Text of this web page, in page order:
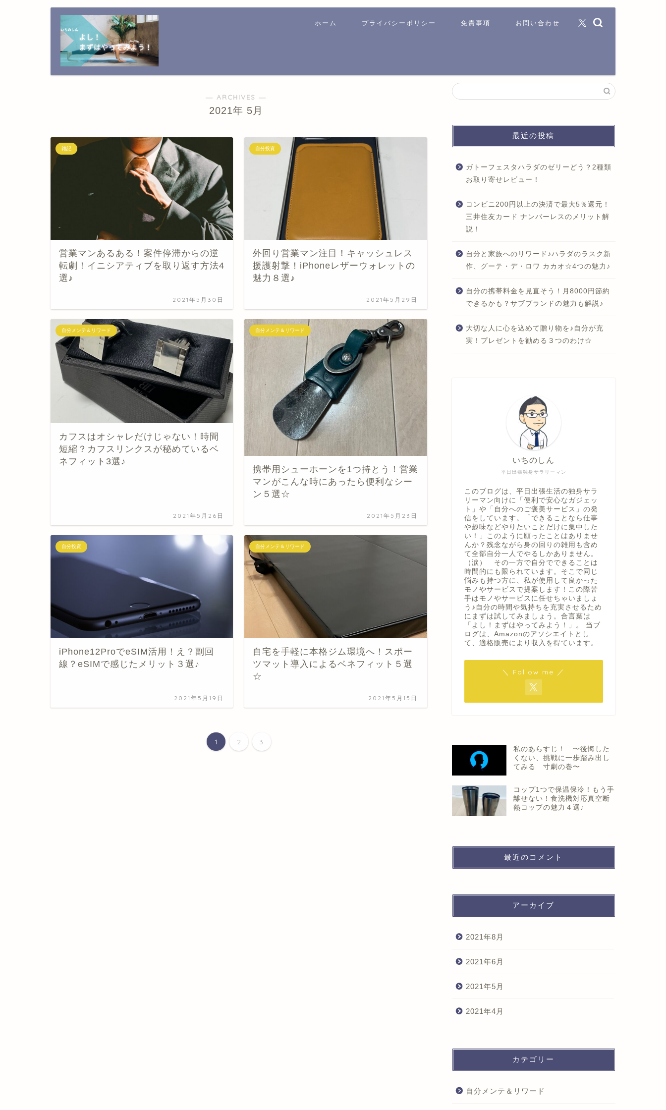
ホーム プライバシーポリシー 免責事項 お問い合わせ
― ARCHIVES ―
2021年 5月
雑記
営業マンあるある！案件停滞からの逆
転劇！イニシアティブを取り返す方法4
選♪
2021年5月30日
自分投資
外回り営業マン注目！キャッシュレス
援護射撃！iPhoneレザーウォレットの
魅力８選♪
2021年5月29日
自分メンテ＆リワード
カフスはオシャレだけじゃない！時間
短縮？カフスリンクスが秘めているベ
ネフィット3選♪
2021年5月26日
自分メンテ＆リワード
携帯用シューホーンを1つ持とう！営業
マンがこんな時にあったら便利なシー
ン５選☆
2021年5月23日
自分投資
iPhone12ProでeSIM活用！え？副回
線？eSIMで感じたメリット３選♪
2021年5月19日
自分メンテ＆リワード
自宅を手軽に本格ジム環境へ！スポー
ツマット導入によるベネフィット５選
☆
2021年5月15日
1 2 3
最近の投稿
ガトーフェスタハラダのゼリーどう？2種類
お取り寄せレビュー！
コンビニ200円以上の決済で最大5％還元！
三井住友カード ナンバーレスのメリット解
説！
自分と家族へのリワード♪ハラダのラスク新
作、グーテ・デ・ロワ カカオ☆4つの魅力♪
自分の携帯料金を見直そう！月8000円節約
できるかも？サブブランドの魅力も解説♪
大切な人に心を込めて贈り物を♪自分が充
実！プレゼントを勧める３つのわけ☆
平日出張独身サラリーマン
いちのしん
このブログは、平日出張生活の独身サラ
リーマン向けに「便利で安心なガジェッ
ト」や「自分へのご褒美サービス」の発
信をしています。「できることなら仕事
や趣味などやりたいことだけに集中した
い！」このように願ったことはありませ
んか？残念ながら身の回りの雑用も含め
て全部自分一人でやるしかありません。
（涙） その一方で自分でできることは
時間的にも限られています。そこで同じ
悩みも持つ方に、私が使用して良かった
モノやサービスで提案します！この際苦
手はモノやサービスに任せちゃいましょ
う♪自分の時間や気持ちを充実させるため
にまずは試してみましょう。合言葉は
「よし！まずはやってみよう！」。 当ブ
ログは、Amazonのアソシエイトとし
て、適格販売により収入を得ています。
＼ Follow me ／
私のあらすじ！ 〜後悔した
くない、挑戦に一歩踏み出し
てみる 寸劇の巻〜
コップ1つで保温保冷！もう手
離せない！食洗機対応真空断
熱コップの魅力４選♪
最近のコメント
アーカイブ
2021年8月
2021年6月
2021年5月
2021年4月
カテゴリー
自分メンテ＆リワード